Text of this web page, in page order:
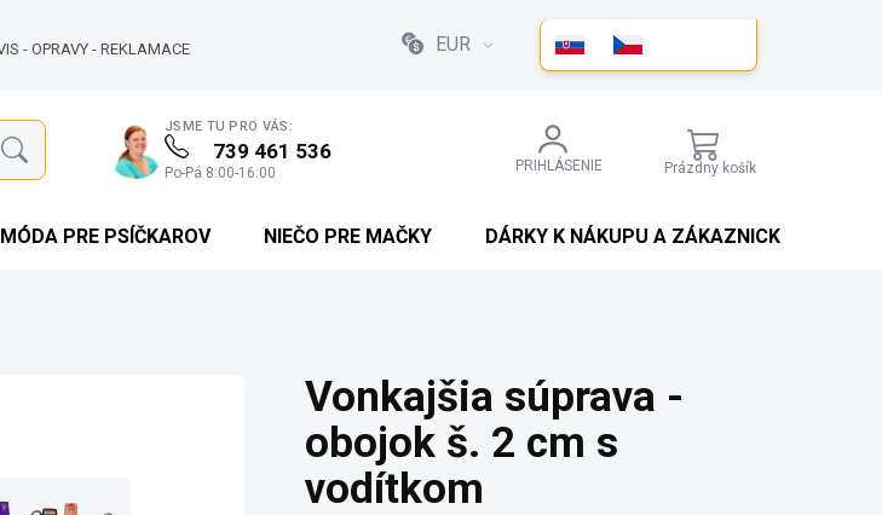
- OPRAVY - REKLAMACE EUR
JSME TU PRO VÁS:
739 461 536
Po-Pá 8:00-16:00 PRIHLÁSENIE
NÁKUPNÝ
KOŠÍK
Prázdny košík
MÓDA PRE PSÍČKAROV NIEČO PRE MAČKY DÁRKY K NÁKUPU A ZÁKAZNICKÉ SLEVY
Vonkajšia súprava -
obojok š. 2 cm s
vodítkom